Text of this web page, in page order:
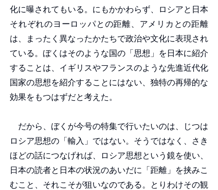
化に曝されてもいる。にもかかわらず、ロシアと日本
それぞれのヨーロッパとの距離、アメリカとの距離
は、まったく異なったかたちで政治や文化に表現され
ている。ぼくはそのような国の「思想」を日本に紹介
することは、イギリスやフランスのような先進近代化
国家の思想を紹介することにはない、独特の再帰的な
効果をもつはずだと考えた。
だから、ぼくが今号の特集で行いたいのは、じつは
ロシア思想の「輸入」ではない。そうではなく、さき
ほどの話につなげれば、ロシア思想という鏡を使い、
日本の読者と日本の状況のあいだに「距離」を挟みこ
むこと、それこそが狙いなのである。とりわけその観